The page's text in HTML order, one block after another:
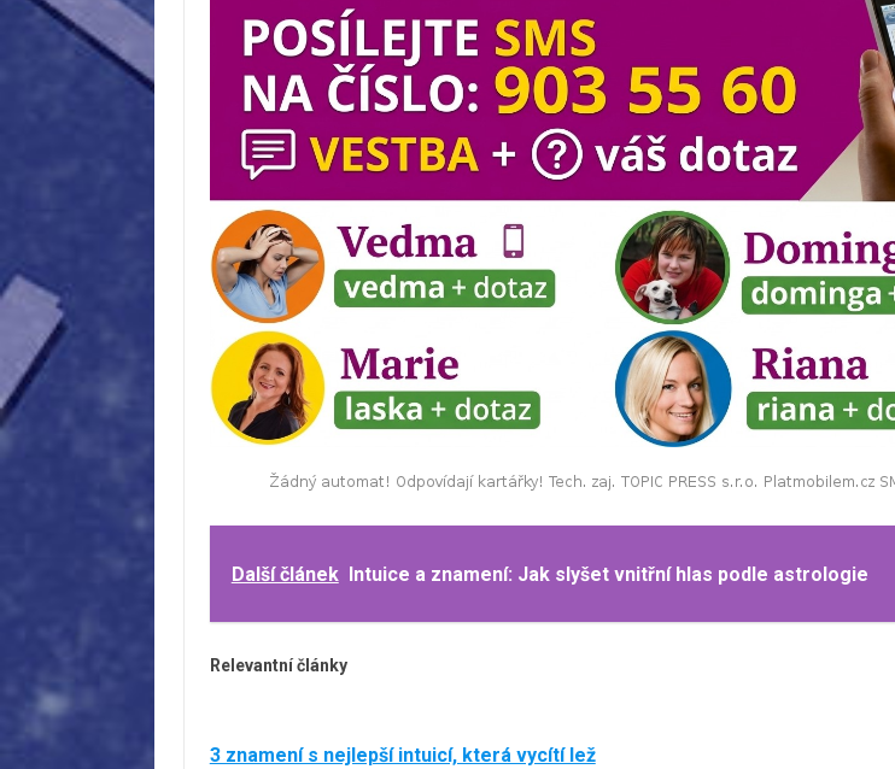
Další článek Intuice a znamení: Jak slyšet vnitřní hlas podle astrologie
Relevantní články
3 znamení s nejlepší intuicí, která vycítí lež